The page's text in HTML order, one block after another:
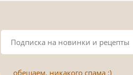
обещаем, никакого спама :)